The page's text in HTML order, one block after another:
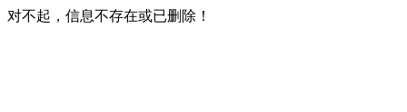
对不起，信息不存在或已删除！